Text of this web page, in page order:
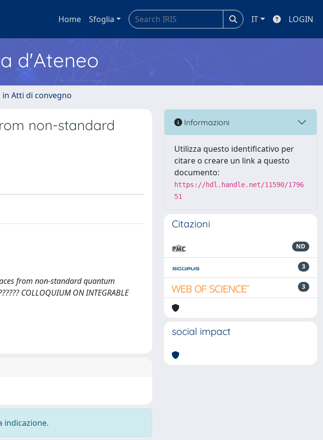
Home Sfoglia IT LOGIN
d'Ateneo
Atti di convegno
non-standard
from non-standard quantum
COLLOQUIUM ON INTEGRABLE
indicazione.
Informazioni
Utilizza questo identificativo per
citare o creare un link a questo
documento:
https://hdl.handle.net/11590/1796
51
Citazioni
ND
3
3
social impact